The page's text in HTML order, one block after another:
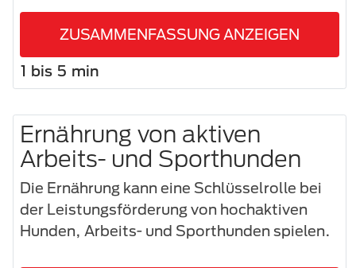
ZUSAMMENFASSUNG ANZEIGEN
1 bis 5 min
Ernährung von aktiven
Arbeits- und Sporthunden
Die Ernährung kann eine Schlüsselrolle bei
der Leistungsförderung von hochaktiven
Hunden, Arbeits- und Sporthunden spielen.